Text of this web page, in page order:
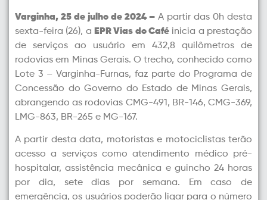
Varginha, 25 de julho de 2024 – A partir das 0h desta
sexta-feira (26), a EPR Vias do Café inicia a prestação
de serviços ao usuário em 432,8 quilômetros de
rodovias em Minas Gerais. O trecho, conhecido como
Lote 3 – Varginha-Furnas, faz parte do Programa de
Concessão do Governo do Estado de Minas Gerais,
abrangendo as rodovias CMG-491, BR-146, CMG-369,
LMG-863, BR-265 e MG-167.
A partir desta data, motoristas e motociclistas terão
acesso a serviços como atendimento médico pré-
hospitalar, assistência mecânica e guincho 24 horas
por dia, sete dias por semana. Em caso de
emergência, os usuários poderão ligar para o número